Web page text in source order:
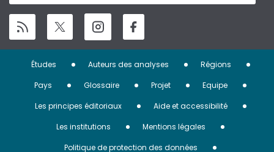
Menu
Pied
page
Études Auteurs des analyses
Régions
Pays
Glossaire Projet
Equipe
Les principes éditoriaux
Aide et accessibilité
Les institutions
Mentions légales
Politique de protection des données